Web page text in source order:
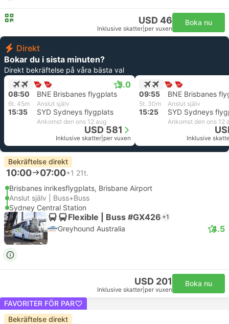
USD 46
Inklusive skatter per vuxen
Boka nu
Direkt
Bokar du i sista minuten?
Direkt bekräftelse på våra bästa val
5.0
08:50 BNE Brisbanes flygplats
6t. 45m Anslut själv
15:35 SYD Sydneys flygplats
Ankomst den ons 12 aug
USD 581
Inklusive skatter per vuxen
09:55 BNE Brisbanes
5t. 30m Anslut själv
15:25 SYD Sydneys
Ankomst den ons 12
Inklusive
Bekräftelse direkt
10:00 07:00+1 21t.
Brisbanes inrikesflygplats, Brisbane Airport
Anslut själv | Buss+Buss
Sydney Central Station
Flexible | Buss #GX426 +1
Greyhound Australia 4.5
USD 201
Inklusive skatter per vuxen
Boka nu
FAVORITER FÖR PAR
Bekräftelse direkt